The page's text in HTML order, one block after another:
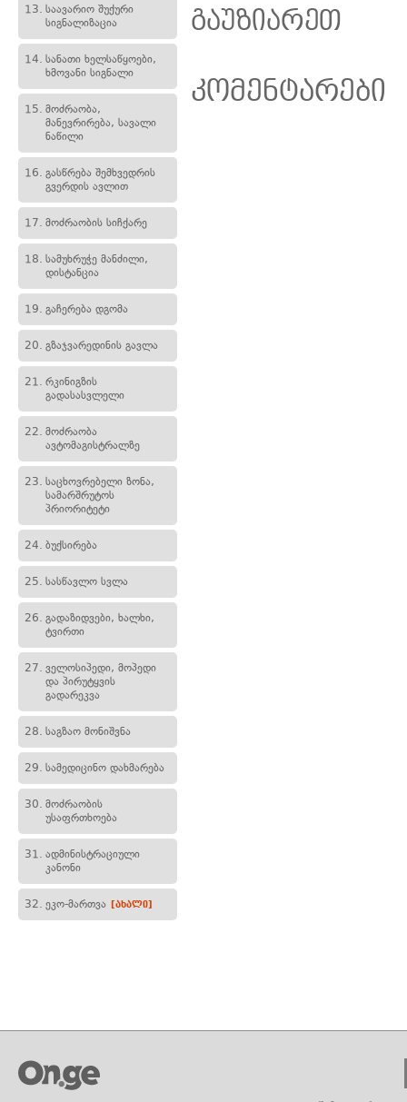
13. საავარიო შუქური
სიგნალიზაცია
14. სანათი ხელსაწყოები,
ხმოვანი სიგნალი
15. მოძრაობა,
მანევრირება, სავალი
ნაწილი
16. გასწრება შემხვედრის
გვერდის ავლით
17. მოძრაობის სიჩქარე
18. სამუხრუჭე მანძილი,
დისტანცია
19. გაჩერება დგომა
20. გზაჯვარედინის გავლა
21. რკინიგზის
გადასასვლელი
22. მოძრაობა
ავტომაგისტრალზე
23. საცხოვრებელი ზონა,
სამარშრუტოს
პრიორიტეტი
24. ბუქსირება
25. სასწავლო სვლა
26. გადაზიდვები, ხალხი,
ტვირთი
27. ველოსიპედი, მოპედი
და პირუტყვის
გადარეკვა
28. საგზაო მონიშვნა
29. სამედიცინო დახმარება
30. მოძრაობის
უსაფრთხოება
31. ადმინისტრაციული
კანონი
32. ეკო-მართვა [ახალი]
გაუზიარეთ
კომენტარები